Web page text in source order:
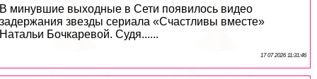
В минувшие выходные в Сети появилось видео
задержания звезды сериала «Счастливы вместе»
Натальи Бочкаревой. Судя......
17 07 2026 11:31:46